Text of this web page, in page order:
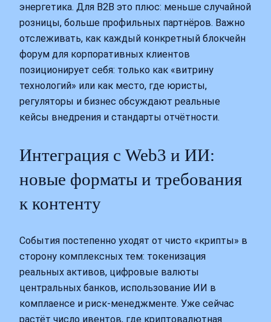
энергетика. Для B2B это плюс: меньше случайной
розницы, больше профильных партнёров. Важно
отслеживать, как каждый конкретный блокчейн
форум для корпоративных клиентов
позиционирует себя: только как «витрину
технологий» или как место, где юристы,
регуляторы и бизнес обсуждают реальные
кейсы внедрения и стандарты отчётности.
Интеграция с Web3 и ИИ:
новые форматы и требования
к контенту
События постепенно уходят от чисто «крипты» в
сторону комплексных тем: токенизация
реальных активов, цифровые валюты
центральных банков, использование ИИ в
комплаенсе и риск‑менеджменте. Уже сейчас
растёт число ивентов, где криптовалютная